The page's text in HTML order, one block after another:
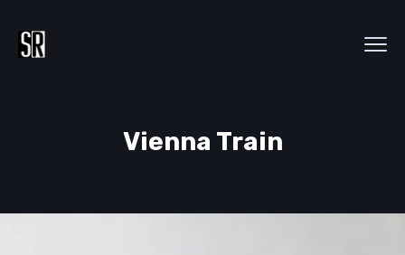
Vienna Train